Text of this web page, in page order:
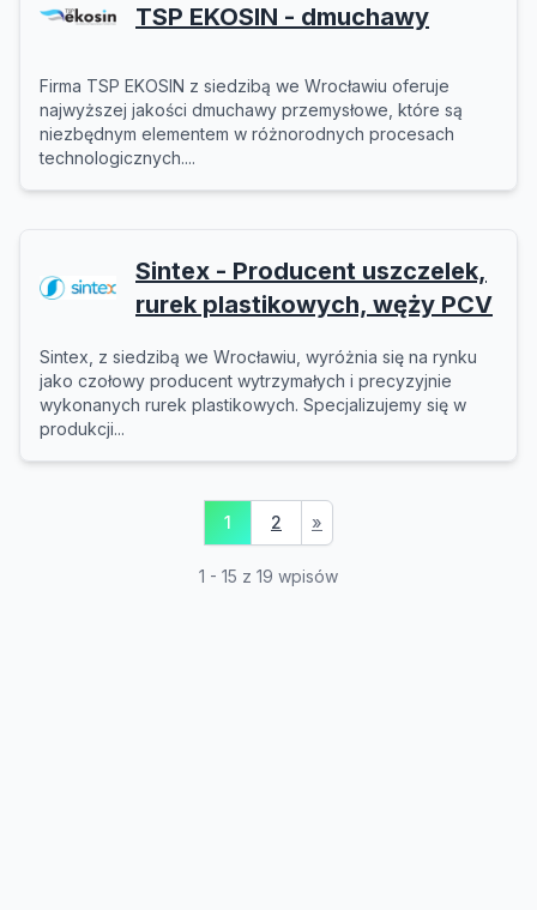
TSP EKOSIN - dmuchawy
Firma TSP EKOSIN z siedzibą we Wrocławiu oferuje
najwyższej jakości dmuchawy przemysłowe, które są
niezbędnym elementem w różnorodnych procesach
technologicznych....
Sintex - Producent uszczelek,
rurek plastikowych, węży PCV
Sintex, z siedzibą we Wrocławiu, wyróżnia się na rynku
jako czołowy producent wytrzymałych i precyzyjnie
wykonanych rurek plastikowych. Specjalizujemy się w
produkcji...
1 2 »
1 - 15 z 19 wpisów